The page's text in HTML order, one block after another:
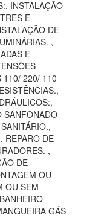
INSTALAÇÃO
E
DE
,
E
110/ 220/ 110
SANFONADO
REPARO DE
,
DE
OU
OU SEM
GÁS